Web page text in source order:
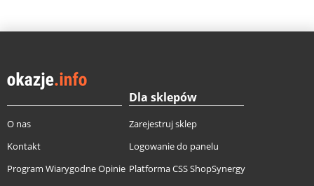
O nas
Kontakt
Program Wiarygodne Opinie
Dla sklepów
Zarejestruj sklep
Logowanie do panelu
Platforma CSS ShopSynergy